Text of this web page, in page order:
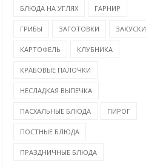
БЛЮДА НА УГЛЯХ ГАРНИР
ГРИБЫ ЗАГОТОВКИ ЗАКУСКИ
КАРТОФЕЛЬ КЛУБНИКА
КРАБОВЫЕ ПАЛОЧКИ
НЕСЛАДКАЯ ВЫПЕЧКА
ПАСХАЛЬНЫЕ БЛЮДА ПИРОГ
ПОСТНЫЕ БЛЮДА
ПРАЗДНИЧНЫЕ БЛЮДА